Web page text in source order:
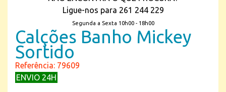
Ligue-nos para 261 244 229
Segunda a Sexta 10h00 - 18h00
Calções Banho Mickey
Sortido
Referência: 79609
ENVIO 24H